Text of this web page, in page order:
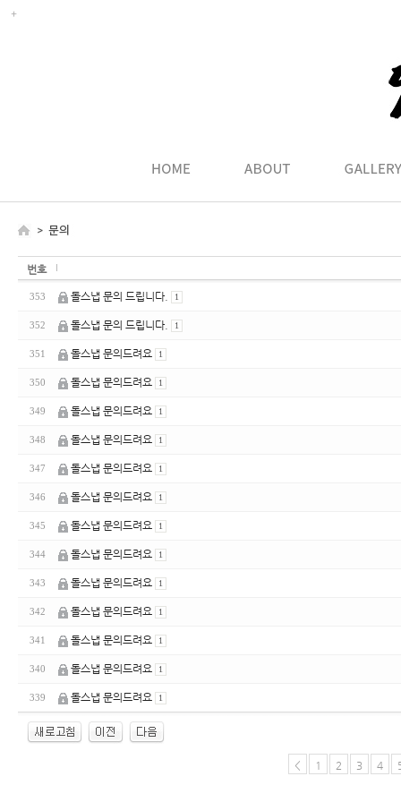
번호
353 돌스냅 문의 드립니다. 1
352 돌스냅 문의 드립니다. 1
351 돌스냅 문의드려요 1
350 돌스냅 문의드려요 1
349 돌스냅 문의드려요 1
348 돌스냅 문의드려요 1
347 돌스냅 문의드려요 1
346 돌스냅 문의드려요 1
345 돌스냅 문의드려요 1
344 돌스냅 문의드려요 1
343 돌스냅 문의드려요 1
342 돌스냅 문의드려요 1
341 돌스냅 문의드려요 1
340 돌스냅 문의드려요 1
339 돌스냅 문의드려요 1
< 1 2 3 4